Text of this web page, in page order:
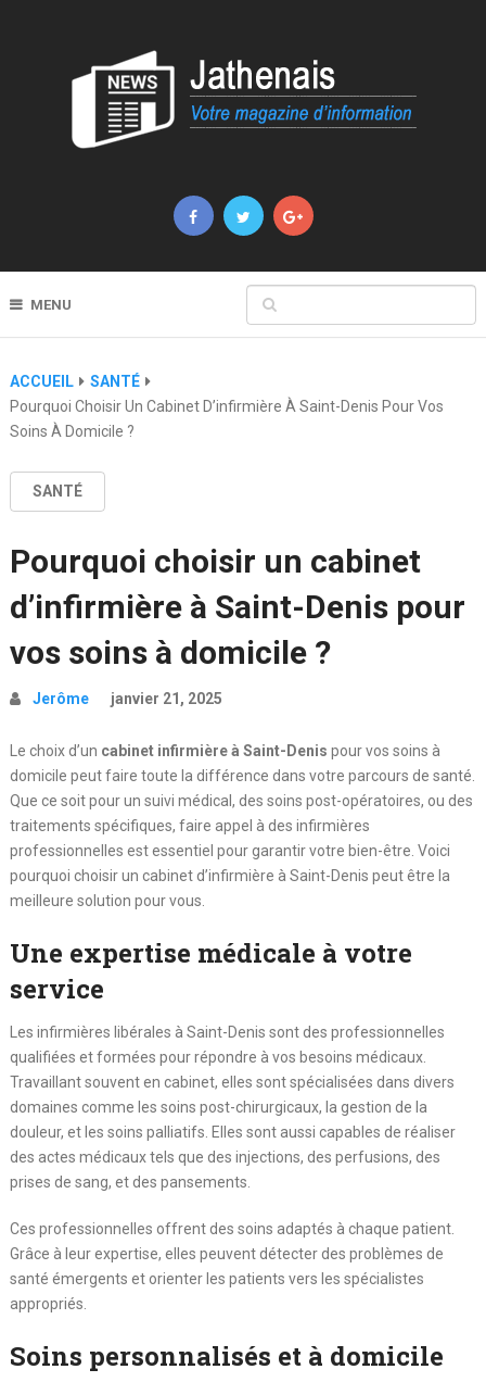
MENU
ACCUEIL
SANTÉ
Pourquoi Choisir Un Cabinet D’infirmière À Saint-Denis Pour Vos
Soins À Domicile ?
SANTÉ
Pourquoi choisir un cabinet
d’infirmière à Saint-Denis pour
vos soins à domicile ?
Jerôme janvier 21, 2025
Le choix d’un cabinet infirmière à Saint-Denis pour vos soins à
domicile peut faire toute la différence dans votre parcours de santé.
Que ce soit pour un suivi médical, des soins post-opératoires, ou des
traitements spécifiques, faire appel à des infirmières
professionnelles est essentiel pour garantir votre bien-être. Voici
pourquoi choisir un cabinet d’infirmière à Saint-Denis peut être la
meilleure solution pour vous.
Une expertise médicale à votre
service
Les infirmières libérales à Saint-Denis sont des professionnelles
qualifiées et formées pour répondre à vos besoins médicaux.
Travaillant souvent en cabinet, elles sont spécialisées dans divers
domaines comme les soins post-chirurgicaux, la gestion de la
douleur, et les soins palliatifs. Elles sont aussi capables de réaliser
des actes médicaux tels que des injections, des perfusions, des
prises de sang, et des pansements.
Ces professionnelles offrent des soins adaptés à chaque patient.
Grâce à leur expertise, elles peuvent détecter des problèmes de
santé émergents et orienter les patients vers les spécialistes
appropriés.
Soins personnalisés et à domicile